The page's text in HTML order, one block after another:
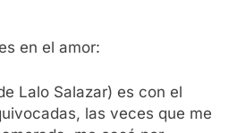
en el amor:
Lalo Salazar) es con el
las veces que me